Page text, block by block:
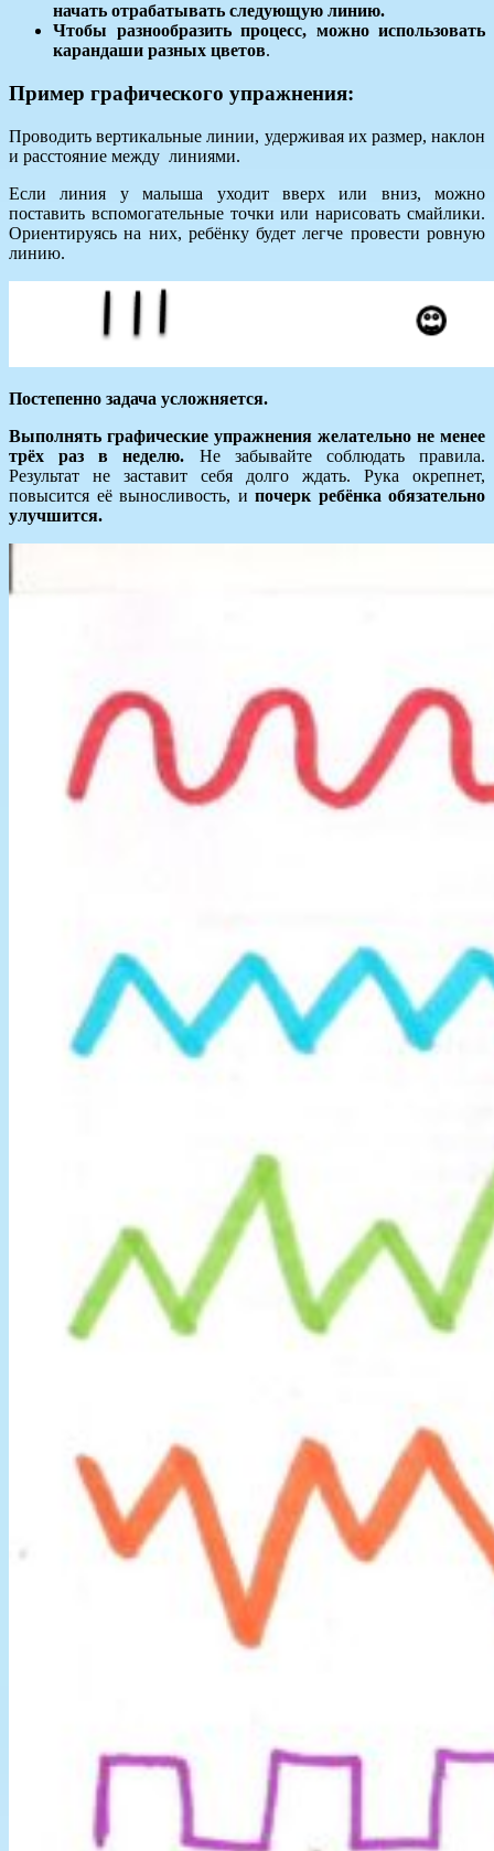
начать отрабатывать следующую линию.
Чтобы разнообразить процесс, можно использовать
карандаши разных цветов.
Пример графического упражнения:
Проводить вертикальные линии, удерживая их размер, наклон
и расстояние между линиями.
Если линия у малыша уходит вверх или вниз, можно
поставить вспомогательные точки или нарисовать смайлики.
Ориентируясь на них, ребёнку будет легче провести ровную
линию.
Постепенно задача усложняется.
Выполнять графические упражнения желательно не менее
трёх раз в неделю. Не забывайте соблюдать правила.
Результат не заставит себя долго ждать. Рука окрепнет,
повысится её выносливость, и почерк ребёнка обязательно
улучшится.